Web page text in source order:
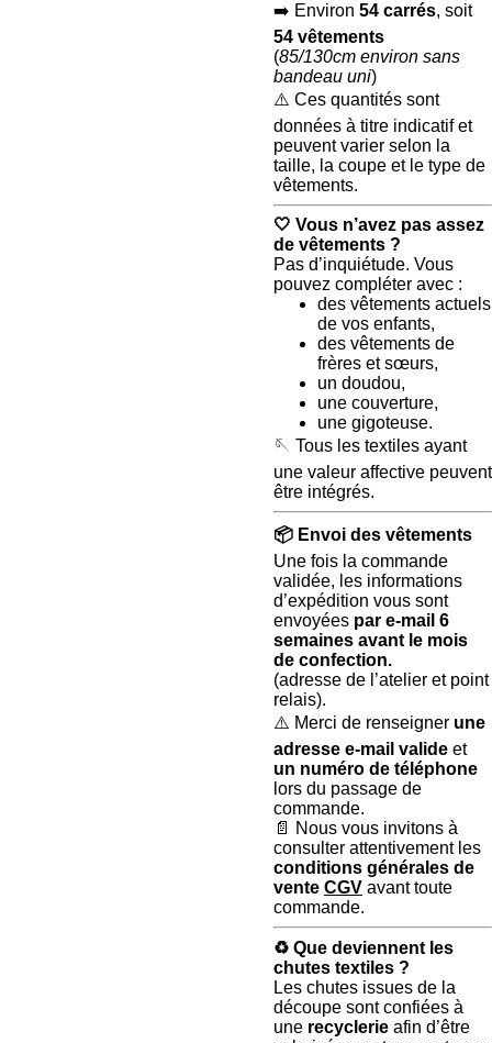
➡️ Environ 54 carrés, soit
54 vêtements
(85/130cm environ sans
bandeau uni)
⚠️ Ces quantités sont
données à titre indicatif et
peuvent varier selon la
taille, la coupe et le type de
vêtements.
🤍 Vous n’avez pas assez
de vêtements ?
Pas d’inquiétude. Vous
pouvez compléter avec :
des vêtements actuels
de vos enfants,
des vêtements de
frères et sœurs,
un doudou,
une couverture,
une gigoteuse.
🪡 Tous les textiles ayant
une valeur affective peuvent
être intégrés.
📦 Envoi des vêtements
Une fois la commande
validée, les informations
d’expédition vous sont
envoyées par e-mail 6
semaines avant le mois
de confection.
(adresse de l’atelier et point
relais).
⚠️ Merci de renseigner une
adresse e-mail valide et
un numéro de téléphone
lors du passage de
commande.
📄 Nous vous invitons à
consulter attentivement les
conditions générales de
vente CGV avant toute
commande.
♻️ Que deviennent les
chutes textiles ?
Les chutes issues de la
découpe sont confiées à
une recyclerie afin d’être